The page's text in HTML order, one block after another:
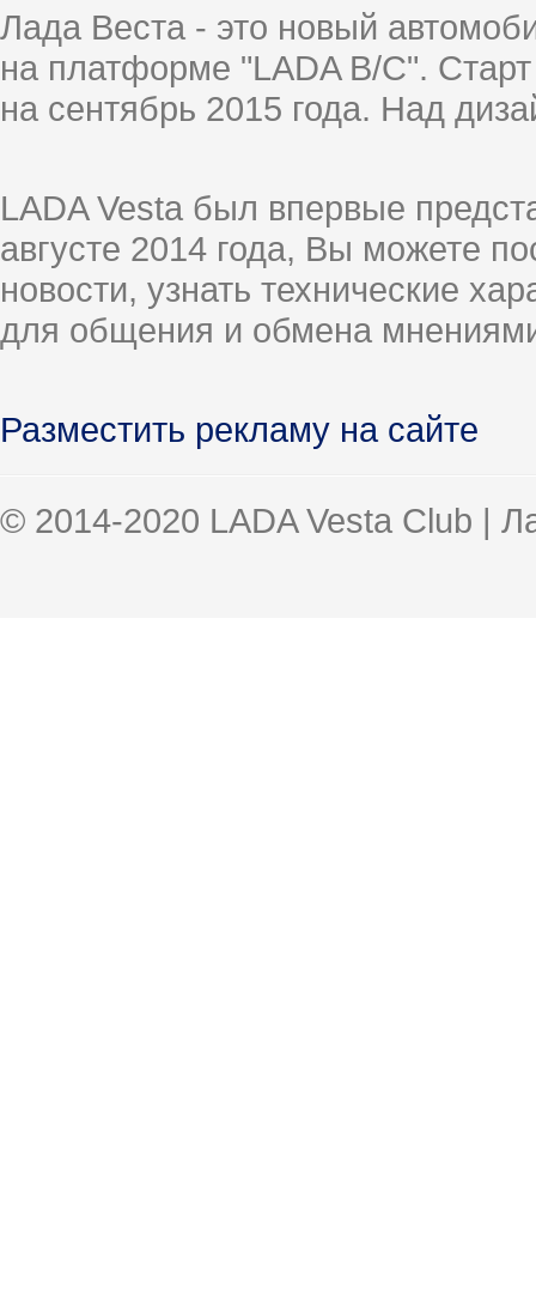
Лада Веста - это новый
на платформе "LADA B/C".
на сентябрь 2015 года. Над
LADA Vesta был впервые
августе 2014 года, Вы можете
новости, узнать технические
для общения и обмена
Разместить рекламу на сайте
© 2014-2020 LADA Vesta Club |